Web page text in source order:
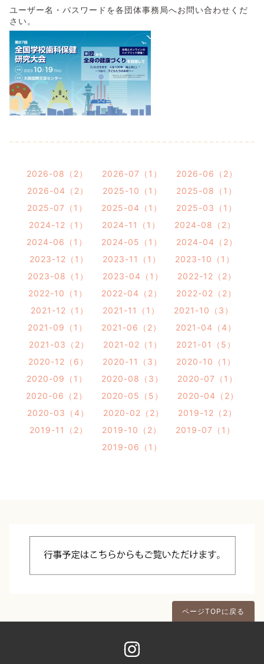
ユーザー名・パスワードを各団体事務局へお問い合わせくだ
さい。
2026-08（2） 2026-07（1）
2026-06（2）
2026-04（2）
2025-10（1）
2025-08（1）
2025-07（1）
2025-04（1）
2025-03（1）
2024-12（1）
2024-11（1）
2024-08（2）
2024-06（1）
2024-05（1）
2024-04（2）
2023-12（1）
2023-11（1）
2023-10（1）
2023-08（1）
2023-04（1）
2022-12（2）
2022-10（1）
2022-04（2）
2022-02（2）
2021-12（1）
2021-11（1）
2021-10（3）
2021-09（1）
2021-06（2）
2021-04（4）
2021-03（2）
2021-02（1）
2021-01（5）
2020-12（6）
2020-11（3）
2020-10（1）
2020-09（1）
2020-08（3）
2020-07（1）
2020-06（2）
2020-05（5）
2020-04（2）
2020-03（4）
2020-02（2）
2019-12（2）
2019-11（2）
2019-10（2）
2019-07（1）
2019-06（1）
ページTOPに戻る